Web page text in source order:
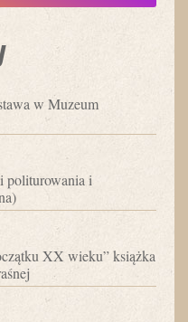
w Muzeum
politurowania i
XX wieku” książka